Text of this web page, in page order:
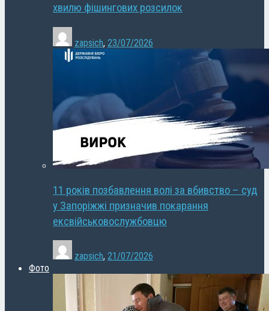
хвилю фішингових розсилок
zapsich, 23/07/2026
11 років позбавлення волі за вбивство – суд
у Запоріжжі призначив покарання
ексвійськовослужбовцю
zapsich, 21/07/2026
Фото